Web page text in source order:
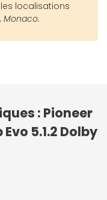
localisations
Monaco.
: Pioneer
5.1.2 Dolby